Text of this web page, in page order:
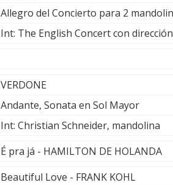
Allegro del Concierto para 2
Int: The English Concert con
VERDONE
Andante, Sonata en Sol Mayor
Int: Christian Schneider, mandolina
É pra já - HAMILTON DE HOLANDA
Beautiful Love - FRANK KOHL